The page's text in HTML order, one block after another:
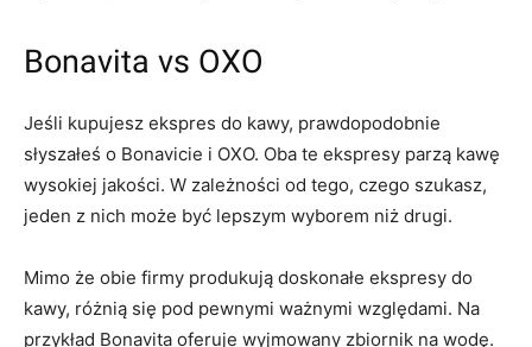
Bonavita vs OXO
Jeśli kupujesz ekspres do kawy, prawdopodobnie
słyszałeś o Bonavicie i OXO. Oba te ekspresy parzą kawę
wysokiej jakości. W zależności od tego, czego szukasz,
jeden z nich może być lepszym wyborem niż drugi.
Mimo że obie firmy produkują doskonałe ekspresy do
kawy, różnią się pod pewnymi ważnymi względami. Na
przykład Bonavita oferuje wyjmowany zbiornik na wodę.